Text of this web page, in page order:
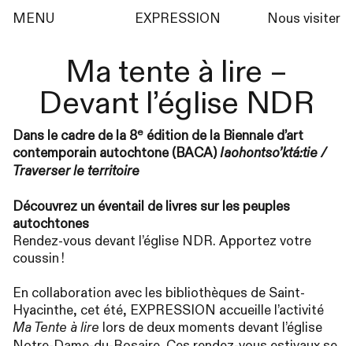
MENU EXPRESSION Nous visiter
Ma tente à lire –
Devant l’église NDR
Dans le cadre de la 8e édition de la Biennale d’art
contemporain autochtone (BACA)Iaohontso’ktá:tie /
Traverser le territoire
Découvrez un éventail de livres sur les peuples
autochtones
Rendez-vous devant l’église NDR. Apportez votre
coussin !
En collaboration avec les bibliothèques de Saint-
Hyacinthe, cet été, EXPRESSION accueille l’activité
Ma Tente à lire lors de deux moments devant l’église